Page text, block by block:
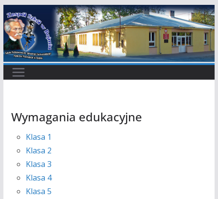
Przejdź
do
treści
Wymagania edukacyjne
Klasa 1
Klasa 2
Klasa 3
Klasa 4
Klasa 5